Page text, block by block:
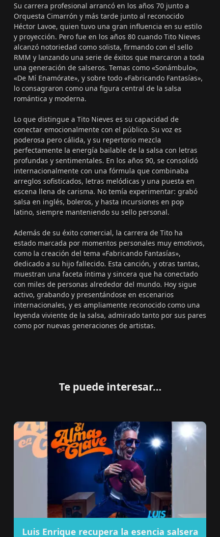
Su carrera profesional arrancó en los años 70 junto a
Orquesta Cimarrón y más tarde junto al reconocido
Héctor Lavoe, quien tuvo una gran influencia en su estilo
y proyección. Pero fue en los años 80 cuando Tito Nieves
alcanzó notoriedad como solista, firmando con el sello
RMM y lanzando una serie de éxitos que marcaron a toda
una generación de salseros. Temas como «Sonámbulo»,
«De Mí Enamórate», y sobre todo «Fabricando Fantasías»,
lo consagraron como una figura central de la salsa
romántica y moderna.
Lo que distingue a Tito Nieves es su capacidad de
conectar emocionalmente con el público. Su voz es
poderosa pero cálida, y su repertorio mezcla
perfectamente la energía bailable de la salsa con letras
profundas y sentimentales. En los años 90, se consolidó
internacionalmente con una fórmula que combinaba
arreglos sofisticados, letras melódicas y una puesta en
escena llena de carisma. No temía experimentar: grabó
salsa en inglés, boleros, y hasta incursiones en pop
latino, siempre manteniendo su sello personal.
Además de su éxito comercial, la carrera de Tito ha
estado marcada por momentos personales muy emotivos,
como la creación del tema «Fabricando Fantasías»,
dedicado a su hijo fallecido. Esta canción, y otras tantas,
muestran una faceta íntima y sincera que ha conectado
con miles de personas alrededor del mundo. Hoy sigue
activo, grabando y presentándose en escenarios
internacionales, y es ampliamente reconocido como una
leyenda viviente de la salsa, admirado tanto por sus pares
como por nuevas generaciones de artistas.
Te puede interesar...
Luis Enrique recupera la esencia salsera